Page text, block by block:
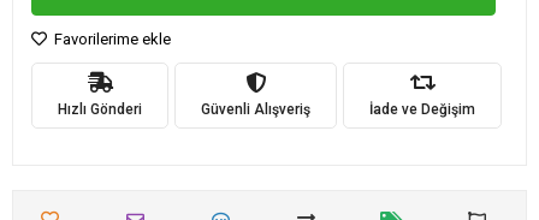
Favorilerime ekle
Hızlı Gönderi Güvenli Alışveriş İade ve Değişim